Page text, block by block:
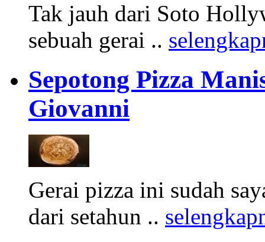
Tak jauh dari Soto
sebuah gerai ..
Sepotong Pizza
Giovanni
Gerai pizza ini sudah
dari setahun ..